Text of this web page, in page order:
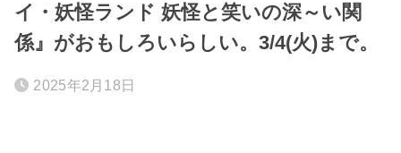
イ・妖怪ランド 妖怪と笑いの深～い関
係』がおもしろいらしい。3/4(火)まで。
2025年2月18日